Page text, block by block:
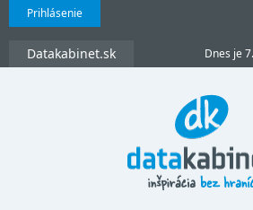
Prihlásenie
Datakabinet.sk Dnes je